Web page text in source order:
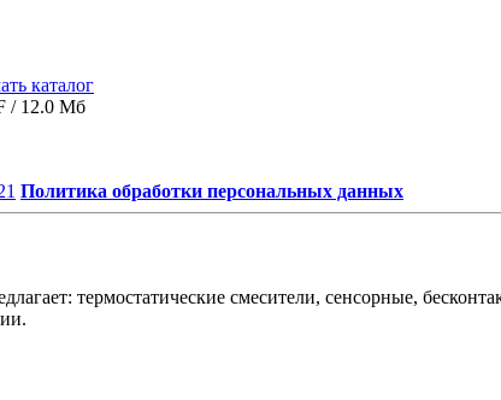
каталог
/ 12.0 Мб
Политика обработки персональных данных
термостатические смесители, сенсорные,